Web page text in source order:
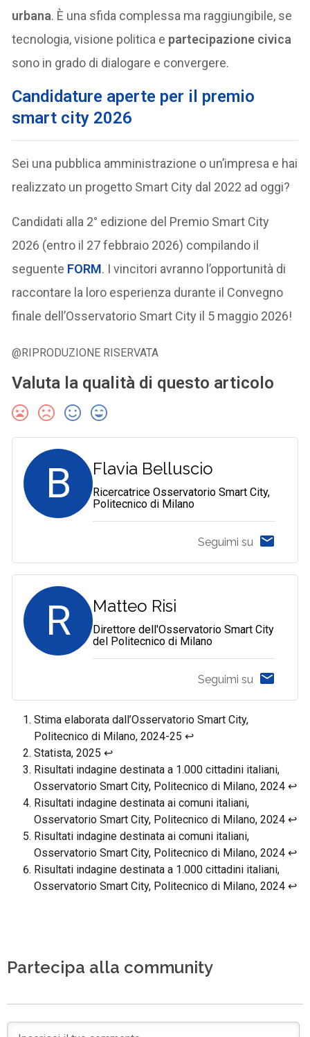
urbana. È una sfida complessa ma raggiungibile, se
tecnologia, visione politica e partecipazione civica
sono in grado di dialogare e convergere.
Candidature aperte per il premio
smart city 2026
Sei una pubblica amministrazione o un’impresa e hai
realizzato un progetto Smart City dal 2022 ad oggi?
Candidati alla 2° edizione del Premio Smart City
2026 (entro il 27 febbraio 2026) compilando il
seguente FORM. I vincitori avranno l’opportunità di
raccontare la loro esperienza durante il Convegno
finale dell’Osservatorio Smart City il 5 maggio 2026!
@RIPRODUZIONE RISERVATA
Valuta la qualità di questo articolo
B Flavia Belluscio
Ricercatrice Osservatorio Smart City,
Politecnico di Milano
Seguimi su
R Matteo Risi
Direttore dell'Osservatorio Smart City
del Politecnico di Milano
Seguimi su
Stima elaborata dall’Osservatorio Smart City,
Politecnico di Milano, 2024-25↩︎
Statista, 2025↩︎
Risultati indagine destinata a 1.000 cittadini italiani,
Osservatorio Smart City, Politecnico di Milano, 2024↩︎
Risultati indagine destinata ai comuni italiani,
Osservatorio Smart City, Politecnico di Milano, 2024↩︎
Risultati indagine destinata ai comuni italiani,
Osservatorio Smart City, Politecnico di Milano, 2024↩︎
Risultati indagine destinata a 1.000 cittadini italiani,
Osservatorio Smart City, Politecnico di Milano, 2024↩︎
Partecipa alla community